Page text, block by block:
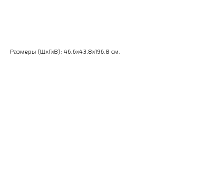
Размеры (ШхГхВ): 46.6x43.8x196.8 см.